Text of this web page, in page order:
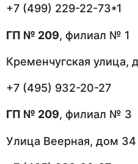
+7 (499) 229-22-73*1
ГП № 209, филиал № 1
Кременчугская улица,
+7 (495) 932-20-27
ГП № 209, филиал № 3
Улица Веерная, дом 34